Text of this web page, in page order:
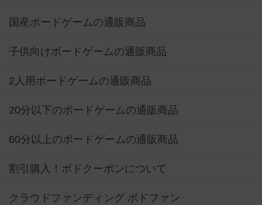
国産ボードゲームの通販商品
子供向けボードゲームの通販商品
2人用ボードゲームの通販商品
20分以下のボードゲームの通販商品
60分以上のボードゲームの通販商品
割引購入！ボドクーポンについて
クラウドファンディング ボドファン